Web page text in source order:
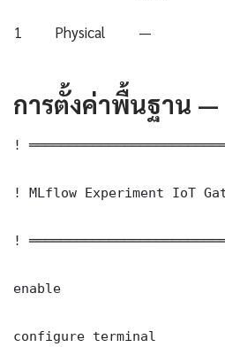
1 Physical —
การตั้งค่าพื้นฐาน —
!
! MLflow Experiment IoT
!
enable
configure terminal